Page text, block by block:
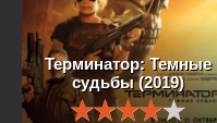
Терминатор: Темные
судьбы (2019)